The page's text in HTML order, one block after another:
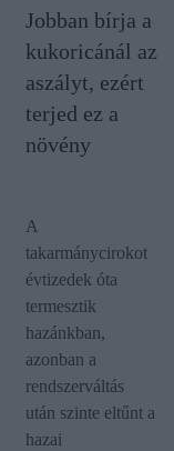
Jobban bírja a
kukoricánál az
aszályt, ezért
terjed ez a
növény
A
takarmánycirokot
évtizedek óta
termesztik
hazánkban,
azonban a
rendszerváltás
után szinte eltűnt a
hazai